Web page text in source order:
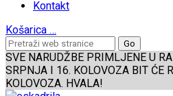
Kontakt
Košarica …
SVE NARUDŽBE PRIMLJENE U
SRPNJA I 16. KOLOVOZA BIT ĆE
KOLOVOZA. HVALA!